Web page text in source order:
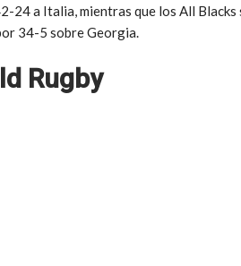
24 a Italia, mientras que los All Blacks
34-5 sobre Georgia.
Rugby